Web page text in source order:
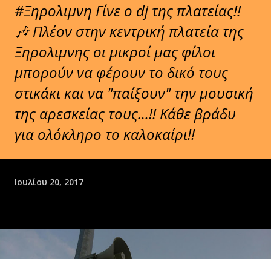
#Ξηρολιμνη Γίνε ο dj της πλατείας!!
🎶 Πλέον στην κεντρική πλατεία της
Ξηρολιμνης οι μικροί μας φίλοι
μπορούν να φέρουν το δικό τους
στικάκι και να "παίξουν" την μουσική
της αρεσκείας τους...!! Κάθε βράδυ
για ολόκληρο το καλοκαίρι!!
Ιουλίου 20, 2017